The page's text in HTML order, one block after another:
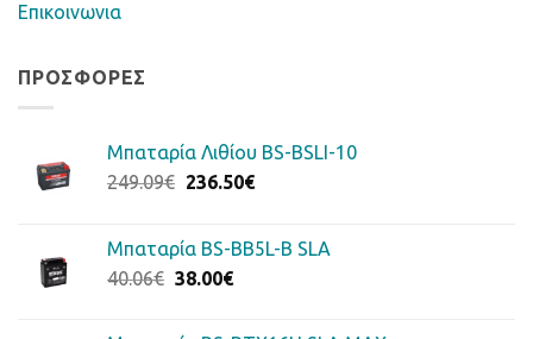
Επικοινωνια
ΠΡΟΣΦΟΡΈΣ
Μπαταρία Λιθίου BS-BSLI-10
249.09€ Original
249.09€.
236.50€Η
είναι:
Μπαταρία BS-BB5L-B SLA
40.06€ Original
38.00€Η